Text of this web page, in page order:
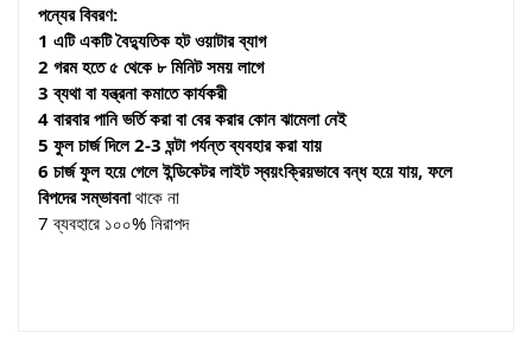
পন্যের বিবরণ:
1 এটি একটি বৈদ্যুতিক হট ওয়াটার ব্যাগ
2 গরম হতে ৫ থেকে ৮ মিনিট সময় লাগে
3 ব্যথা বা যন্ত্রনা কমাতে কার্যকরী
4 বারবার পানি ভর্তি করা বা বের করার কোন ঝামেলা নেই
5 ফুল চার্জ দিলে 2-3 ঘন্টা পর্যন্ত ব্যবহার করা যায়
6 চার্জ ফুল হয়ে গেলে ইন্ডিকেটর লাইট স্বয়ংক্রিয়ভাবে বন্ধ হয়ে যায়, ফলে
বিপদের সম্ভাবনাথাকে না
7 ব্যবহারে ১০০% নিরাপদ